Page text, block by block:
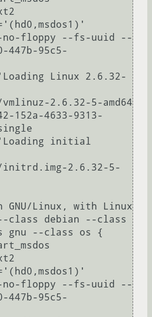
447b-95c5-
152a-4633-9313-
GNU/Linux, with Linux
class debian --class
gnu --class os {
447b-95c5-